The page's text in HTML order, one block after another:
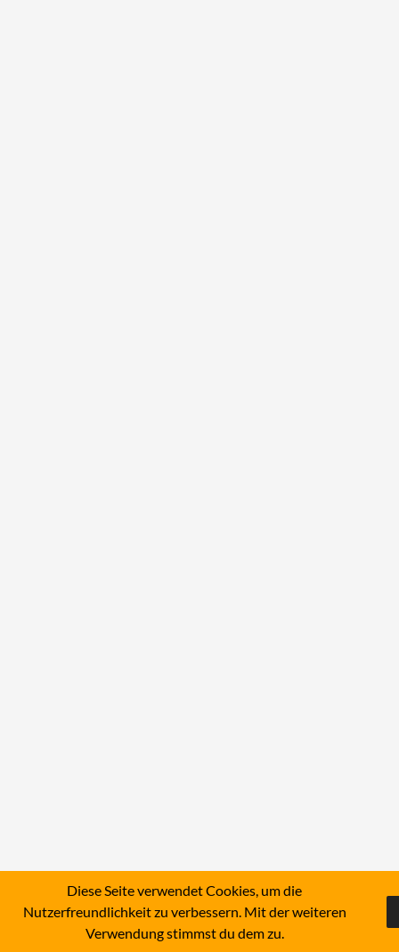
Diese Seite verwendet Cookies, um die
Nutzerfreundlichkeit zu verbessern. Mit der weiteren
Verwendung stimmst du dem zu.